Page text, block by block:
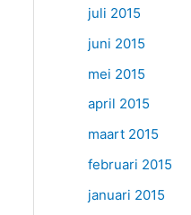
juli 2015
juni 2015
mei 2015
april 2015
maart 2015
februari 2015
januari 2015